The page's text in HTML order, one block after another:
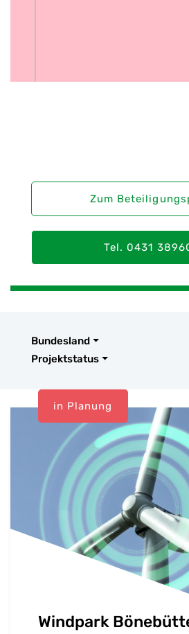
Zum
Tel. 0431
Bundesland
Projektstatus
in Planung
Windpark